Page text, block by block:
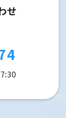
せ